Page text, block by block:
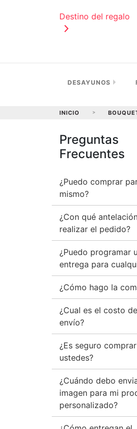
Destino del regalo
DESAYUNOS
INICIO >
Preguntas
Frecuentes
¿Puedo comprar
mismo?
¿Con qué
realizar el pedido?
¿Puedo programar
entrega para
¿Cómo hago la
¿Cual es el costo
envío?
¿Es seguro
ustedes?
¿Cuándo debo
imagen para mi
personalizado?